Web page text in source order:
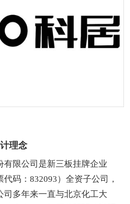
理念
有限公司是新三板挂牌企业
码：832093）全资子公司，
司多年来一直与北京化工大